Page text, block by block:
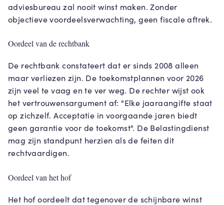
adviesbureau zal nooit winst maken. Zonder
objectieve voordeelsverwachting, geen fiscale aftrek.
Oordeel van de rechtbank
De rechtbank constateert dat er sinds 2008 alleen
maar verliezen zijn. De toekomstplannen voor 2026
zijn veel te vaag en te ver weg. De rechter wijst ook
het vertrouwensargument af: "Elke jaaraangifte staat
op zichzelf. Acceptatie in voorgaande jaren biedt
geen garantie voor de toekomst". De Belastingdienst
mag zijn standpunt herzien als de feiten dit
rechtvaardigen.
Oordeel van het hof
Het hof oordeelt dat tegenover de schijnbare winst